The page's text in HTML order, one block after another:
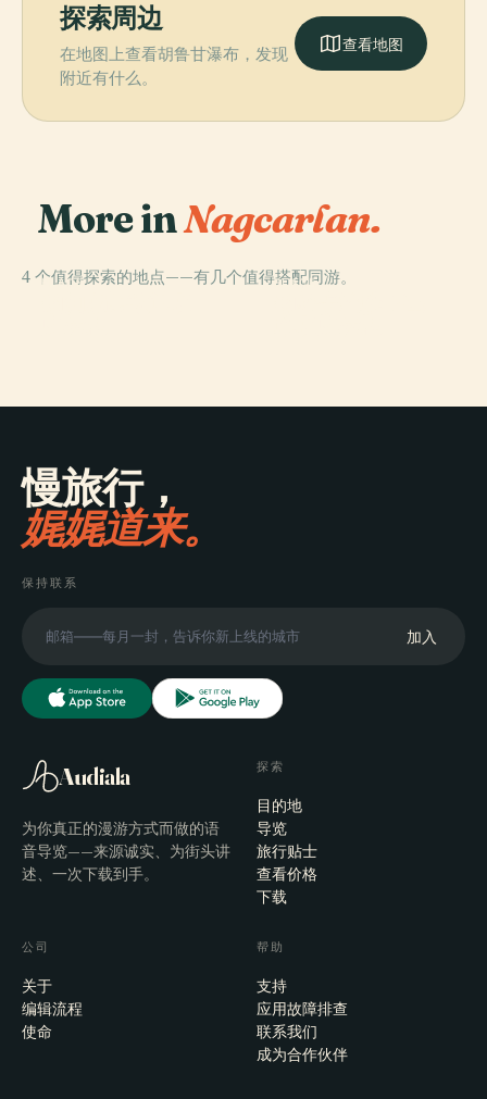
探索周边
在地图上查看胡鲁甘瀑布，发现
附近有什么。
查看地图
More inNagcarlan.
4 个值得探索的地点——有几个值得搭配同游。
PLACE PLACE
PLACE PLACE
慢旅行，
娓娓道来。
保持联系
加入
Audiala
为你真正的漫游方式而做的语
音导览——来源诚实、为街头讲
述、一次下载到手。
探索
目的地
导览
旅行贴士
查看价格
下载
公司
关于
编辑流程
使命
帮助
支持
应用故障排查
联系我们
成为合作伙伴